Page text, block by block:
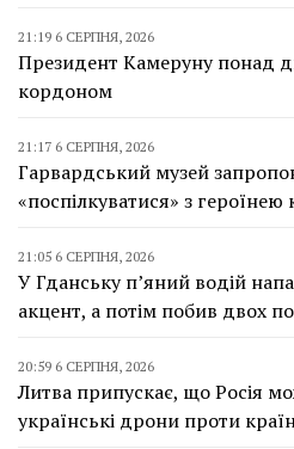
21:19 6 СЕРПНЯ, 2026
Президент Камеруну понад
кордоном
21:17 6 СЕРПНЯ, 2026
Гарвардський музей
«поспілкуватися» з
21:05 6 СЕРПНЯ, 2026
У Гданську п’яний водій
акцент, а потім побив двох
20:59 6 СЕРПНЯ, 2026
Литва припускає, що Росія
українські дрони проти країн